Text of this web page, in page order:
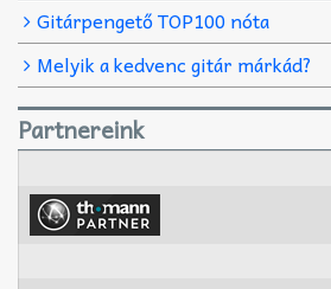
Gitárpengető TOP100 nóta
Melyik a kedvenc gitár márkád?
Partnereink